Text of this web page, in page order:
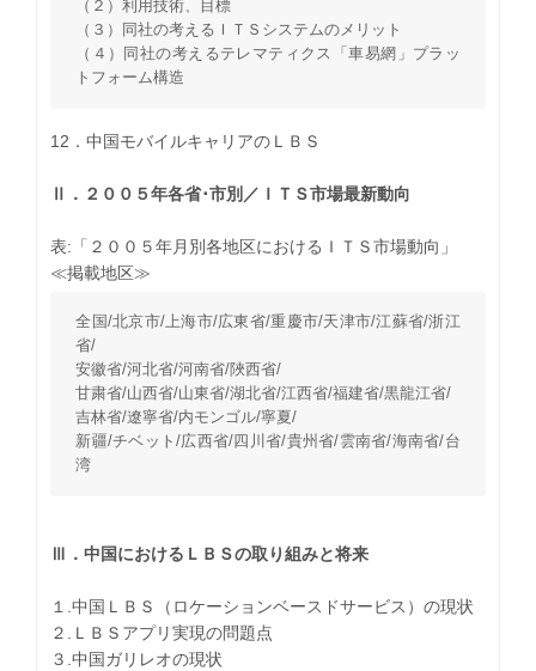
（２）利用技術、目標
（３）同社の考えるＩＴＳシステムのメリット
（４）同社の考えるテレマティクス「車易網」プラッ
トフォーム構造
12．中国モバイルキャリアのＬＢＳ
Ⅱ．２００５年各省･市別／ＩＴＳ市場最新動向
表:「２００５年月別各地区におけるＩＴＳ市場動向」
≪掲載地区≫
全国/北京市/上海市/広東省/重慶市/天津市/江蘇省/浙江
省/
安徽省/河北省/河南省/陜西省/
甘粛省/山西省/山東省/湖北省/江西省/福建省/黒龍江省/
吉林省/遼寧省/内モンゴル/寧夏/
新疆/チベット/広西省/四川省/貴州省/雲南省/海南省/台
湾
Ⅲ．中国におけるＬＢＳの取り組みと将来
１.中国ＬＢＳ（ロケーションベースドサービス）の現状
２.ＬＢＳアプリ実現の問題点
３.中国ガリレオの現状